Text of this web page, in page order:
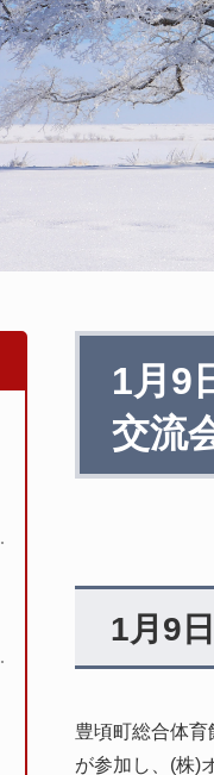
1月9
交流
1月9
豊頃町総合体
が参加し、(株)